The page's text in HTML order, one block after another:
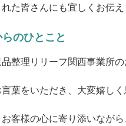
た皆さんにも宜しくお伝え
のひとこと
整理リリーフ関西事業所
葉をいただき、大変嬉しく
客様の心に寄り添いなが